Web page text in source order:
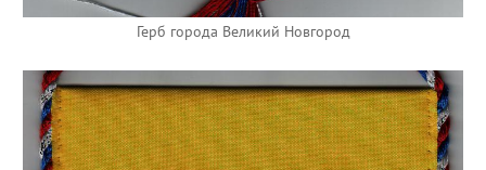
Герб города Великий Новгород